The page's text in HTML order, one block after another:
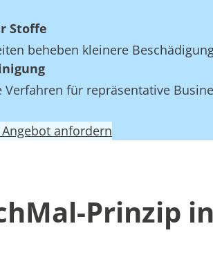
Stoffe
beheben kleinere
Verfahren für repräsentative
anfordern
Prinzip